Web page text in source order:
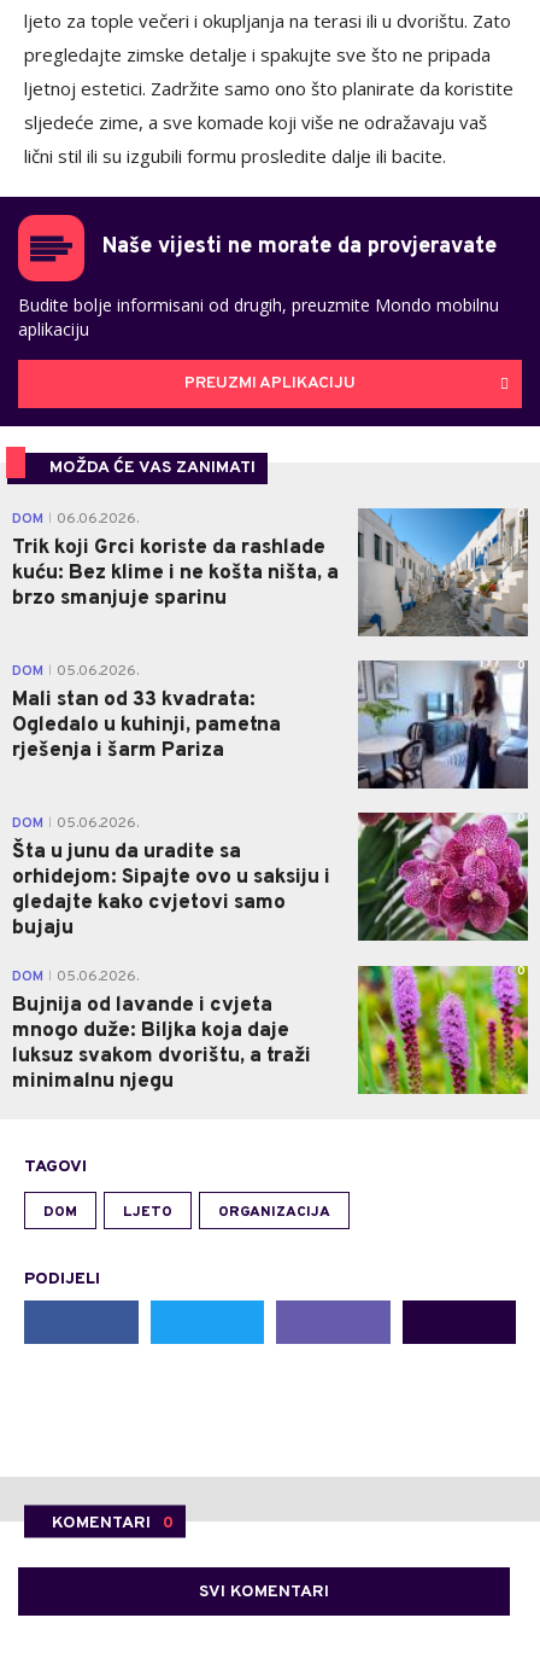
ljeto za tople večeri i okupljanja na terasi ili u dvorištu. Zato
pregledajte zimske detalje i spakujte sve što ne pripada
ljetnoj estetici. Zadržite samo ono što planirate da koristite
sljedeće zime, a sve komade koji više ne odražavaju vaš
lični stil ili su izgubili formu prosledite dalje ili bacite.
Naše vijesti ne morate da provjeravate
Budite bolje informisani od drugih, preuzmite Mondo mobilnu
aplikaciju
PREUZMI APLIKACIJU
MOŽDA ĆE VAS ZANIMATI
DOM 06.06.2026.
Trik koji Grci koriste da rashlade
kuću: Bez klime i ne košta ništa, a
brzo smanjuje sparinu
0
DOM 05.06.2026.
Mali stan od 33 kvadrata:
Ogledalo u kuhinji, pametna
rješenja i šarm Pariza
0
DOM 05.06.2026.
Šta u junu da uradite sa
orhidejom: Sipajte ovo u saksiju i
gledajte kako cvjetovi samo
bujaju
0
DOM 05.06.2026.
Bujnija od lavande i cvjeta
mnogo duže: Biljka koja daje
luksuz svakom dvorištu, a traži
minimalnu njegu
0
TAGOVI
DOM LJETO ORGANIZACIJA
PODIJELI
KOMENTARI 0
SVI KOMENTARI